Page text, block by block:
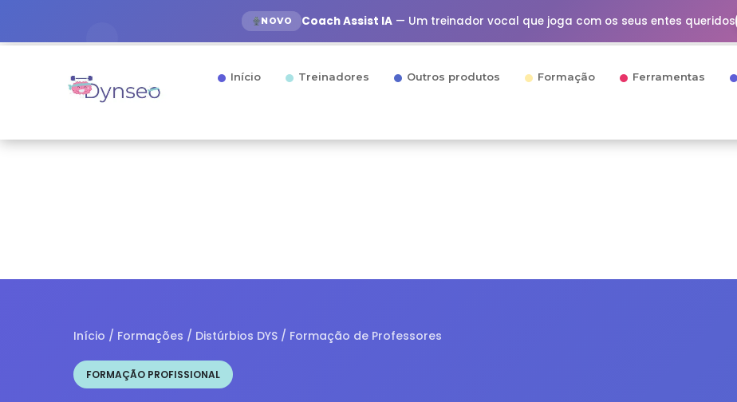
NOVO Coach Assist IA — Um treinador vocal que joga com os seus entes queridos
Início Treinadores Outros produtos Formação Ferramentas
Início / Formações / Distúrbios DYS / Formação de Professores
FORMAÇÃO PROFISSIONAL